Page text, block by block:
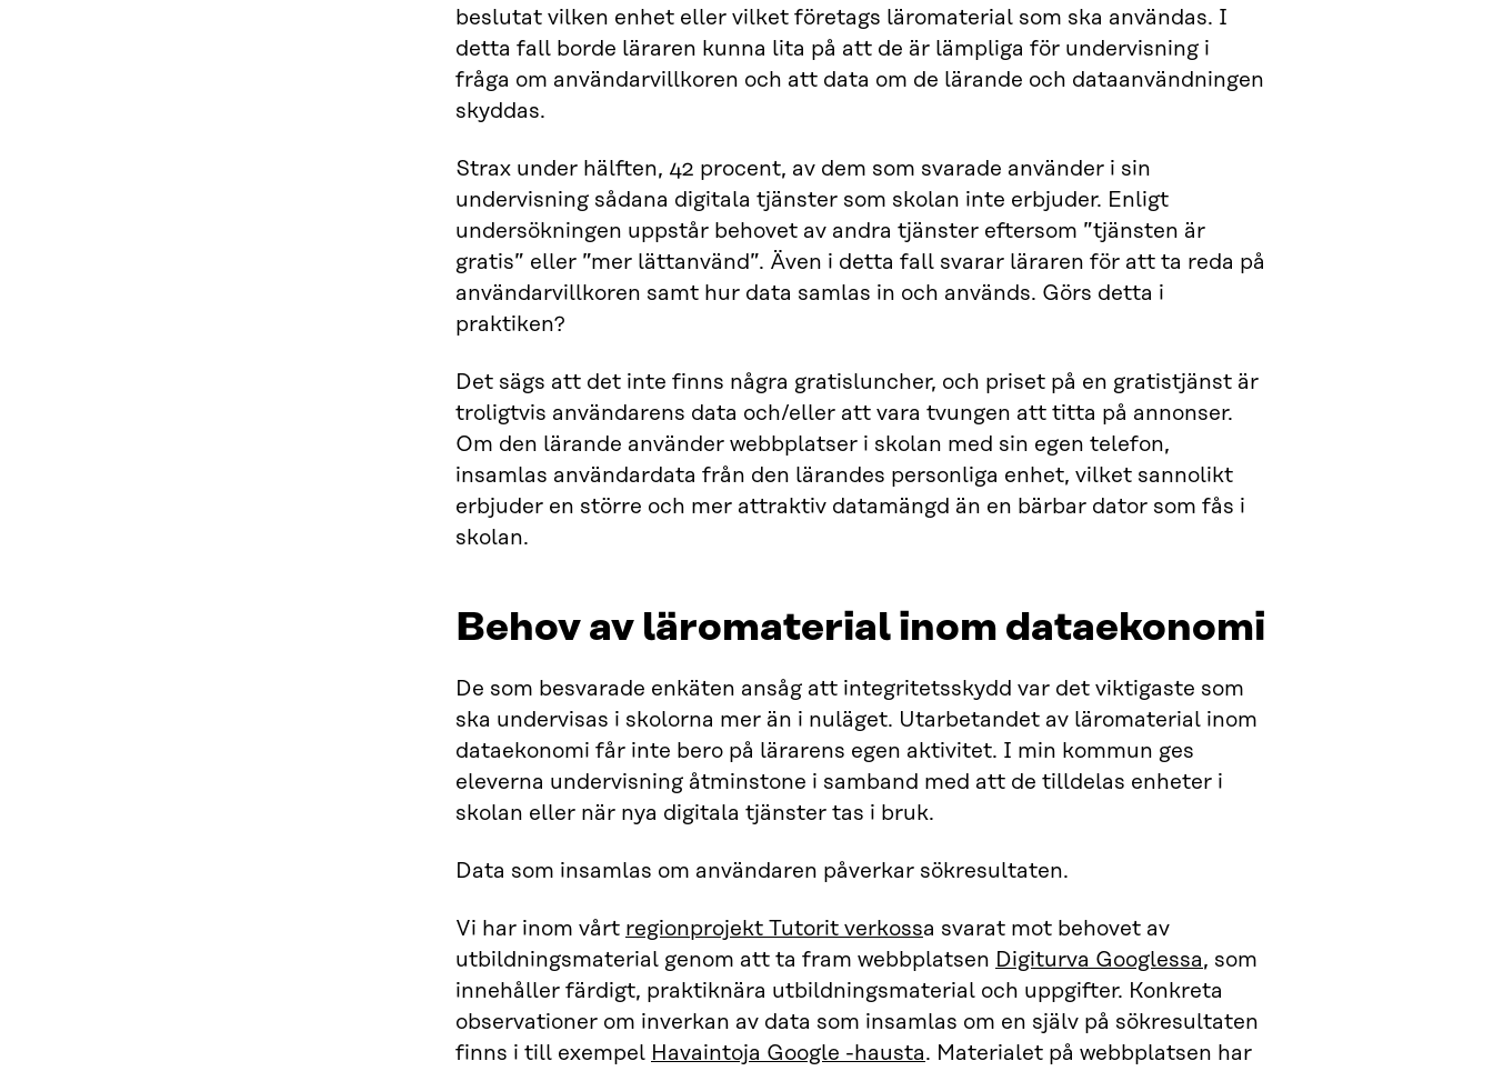
beslutat vilken enhet eller vilket företags läromaterial som ska användas. I
detta fall borde läraren kunna lita på att de är lämpliga för undervisning i
fråga om användarvillkoren och att data om de lärande och dataanvändningen
skyddas.
Strax under hälften, 42 procent, av dem som svarade använder i sin
undervisning sådana digitala tjänster som skolan inte erbjuder. Enligt
undersökningen uppstår behovet av andra tjänster eftersom ”tjänsten är
gratis” eller ”mer lättanvänd”. Även i detta fall svarar läraren för att ta reda på
användarvillkoren samt hur data samlas in och används. Görs detta i
praktiken?
Det sägs att det inte finns några gratisluncher, och priset på en gratistjänst är
troligtvis användarens data och/eller att vara tvungen att titta på annonser.
Om den lärande använder webbplatser i skolan med sin egen telefon,
insamlas användardata från den lärandes personliga enhet, vilket sannolikt
erbjuder en större och mer attraktiv datamängd än en bärbar dator som fås i
skolan.
Behov av läromaterial inom dataekonomi
De som besvarade enkäten ansåg att integritetsskydd var det viktigaste som
ska undervisas i skolorna mer än i nuläget. Utarbetandet av läromaterial inom
dataekonomi får inte bero på lärarens egen aktivitet. I min kommun ges
eleverna undervisning åtminstone i samband med att de tilldelas enheter i
skolan eller när nya digitala tjänster tas i bruk.
Data som insamlas om användaren påverkar sökresultaten.
Vi har inom vårt regionprojekt Tutorit verkossa svarat mot behovet av
utbildningsmaterial genom att ta fram webbplatsen Digiturva Googlessa, som
innehåller färdigt, praktiknära utbildningsmaterial och uppgifter. Konkreta
observationer om inverkan av data som insamlas om en själv på sökresultaten
finns i till exempel Havaintoja Google -hausta. Materialet på webbplatsen har